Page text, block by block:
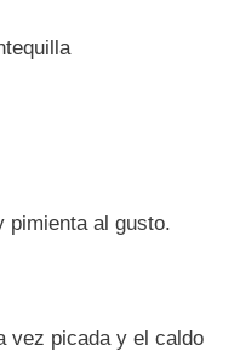
pimienta al gusto.
vez picada y el caldo